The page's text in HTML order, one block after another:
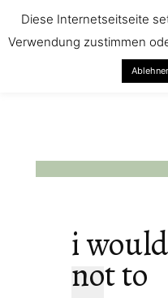
i
not to
Diese Internetseitseite
Verwendung zustimmen